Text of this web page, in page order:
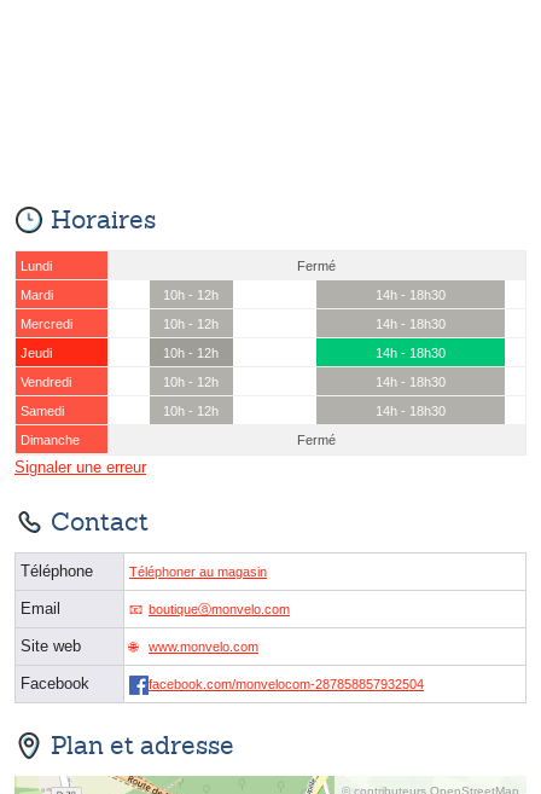
Horaires
Lundi
Fermé
Mardi
10h - 12h
14h - 18h30
Mercredi
10h - 12h
14h - 18h30
Jeudi
10h - 12h
14h - 18h30
Vendredi
10h - 12h
14h - 18h30
Samedi
10h - 12h
14h - 18h30
Dimanche
Fermé
Signaler une erreur
Contact
Téléphone Téléphoner au magasin
Email boutiqueⓐmonvelo.com
Site web www.monvelo.com
Facebook facebook.com/monvelocom-287858857932504
Plan et adresse
© contributeurs OpenStreetMap